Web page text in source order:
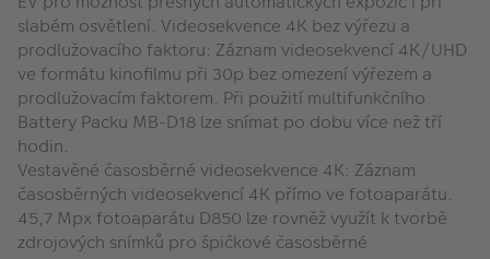
slabém osvětlení. Videosekvence 4K bez výřezu a
prodlužovacího faktoru: Záznam videosekvencí 4K/UHD
ve formátu kinofilmu při 30p bez omezení výřezem a
prodlužovacím faktorem. Při použití multifunkčního
Battery Packu MB-D18 lze snímat po dobu více než tří
hodin.
Vestavěné časosběrné videosekvence 4K: Záznam
časosběrných videosekvencí 4K přímo ve fotoaparátu.
45,7 Mpx fotoaparátu D850 lze rovněž využít k tvorbě
zdrojových snímků pro špičkové časosběrné